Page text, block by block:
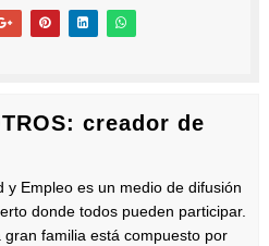
creador de
y Empleo es un medio de difusión
donde todos pueden participar.
familia está compuesto por